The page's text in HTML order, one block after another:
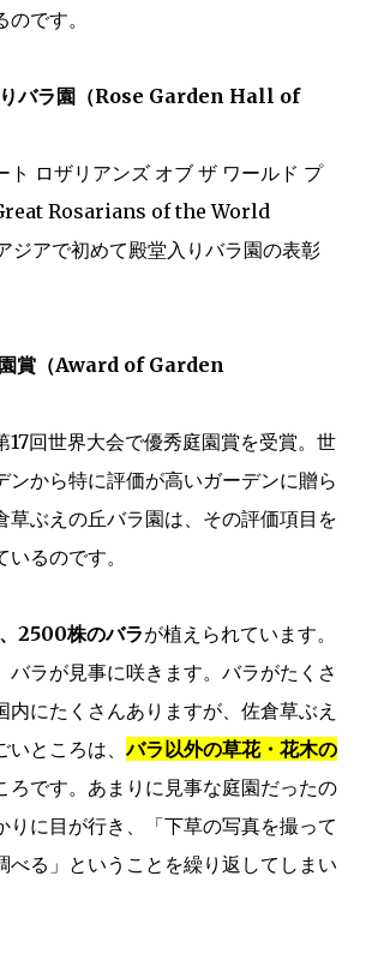
です。
バラ園（Rose Garden Hall of
ト ロザリアンズ オブ ザ ワールド プ
Rosarians of the World
アで初めて殿堂入りバラ園の表彰
賞（Award of Garden
17回世界大会で優秀庭園賞を受賞。世
ンから特に評価が高いガーデンに贈ら
草ぶえの丘バラ園は、その評価項目を
るのです。
2500株のバラが植えられています。
バラが見事に咲きます。バラがたくさ
内にたくさんありますが、佐倉草ぶえ
いところは、バラ以外の草花・花木の
ろです。あまりに見事な庭園だったの
りに目が行き、「下草の写真を撮って
べる」ということを繰り返してしまい